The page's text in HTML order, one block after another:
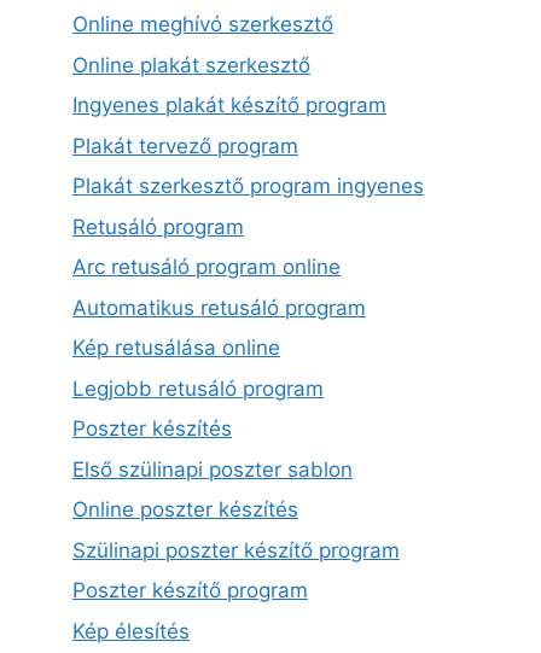
Online meghívó szerkesztő
Online plakát szerkesztő
Ingyenes plakát készítő program
Plakát tervező program
Plakát szerkesztő program ingyenes
Retusáló program
Arc retusáló program online
Automatikus retusáló program
Kép retusálása online
Legjobb retusáló program
Poszter készítés
Első szülinapi poszter sablon
Online poszter készítés
Szülinapi poszter készítő program
Poszter készítő program
Kép élesítés